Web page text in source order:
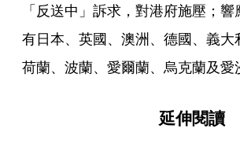
「反送中」訴求，對港府施壓；
有日本、英國、澳洲、德國、義
荷蘭、波蘭、愛爾蘭、烏克蘭及愛
延伸閱讀